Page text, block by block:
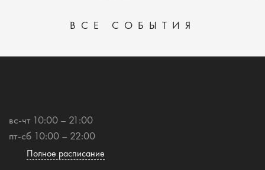
ВСЕ СОБЫТИЯ
вс-чт 10:00 – 21:00
пт-сб 10:00 – 22:00
Полное расписание